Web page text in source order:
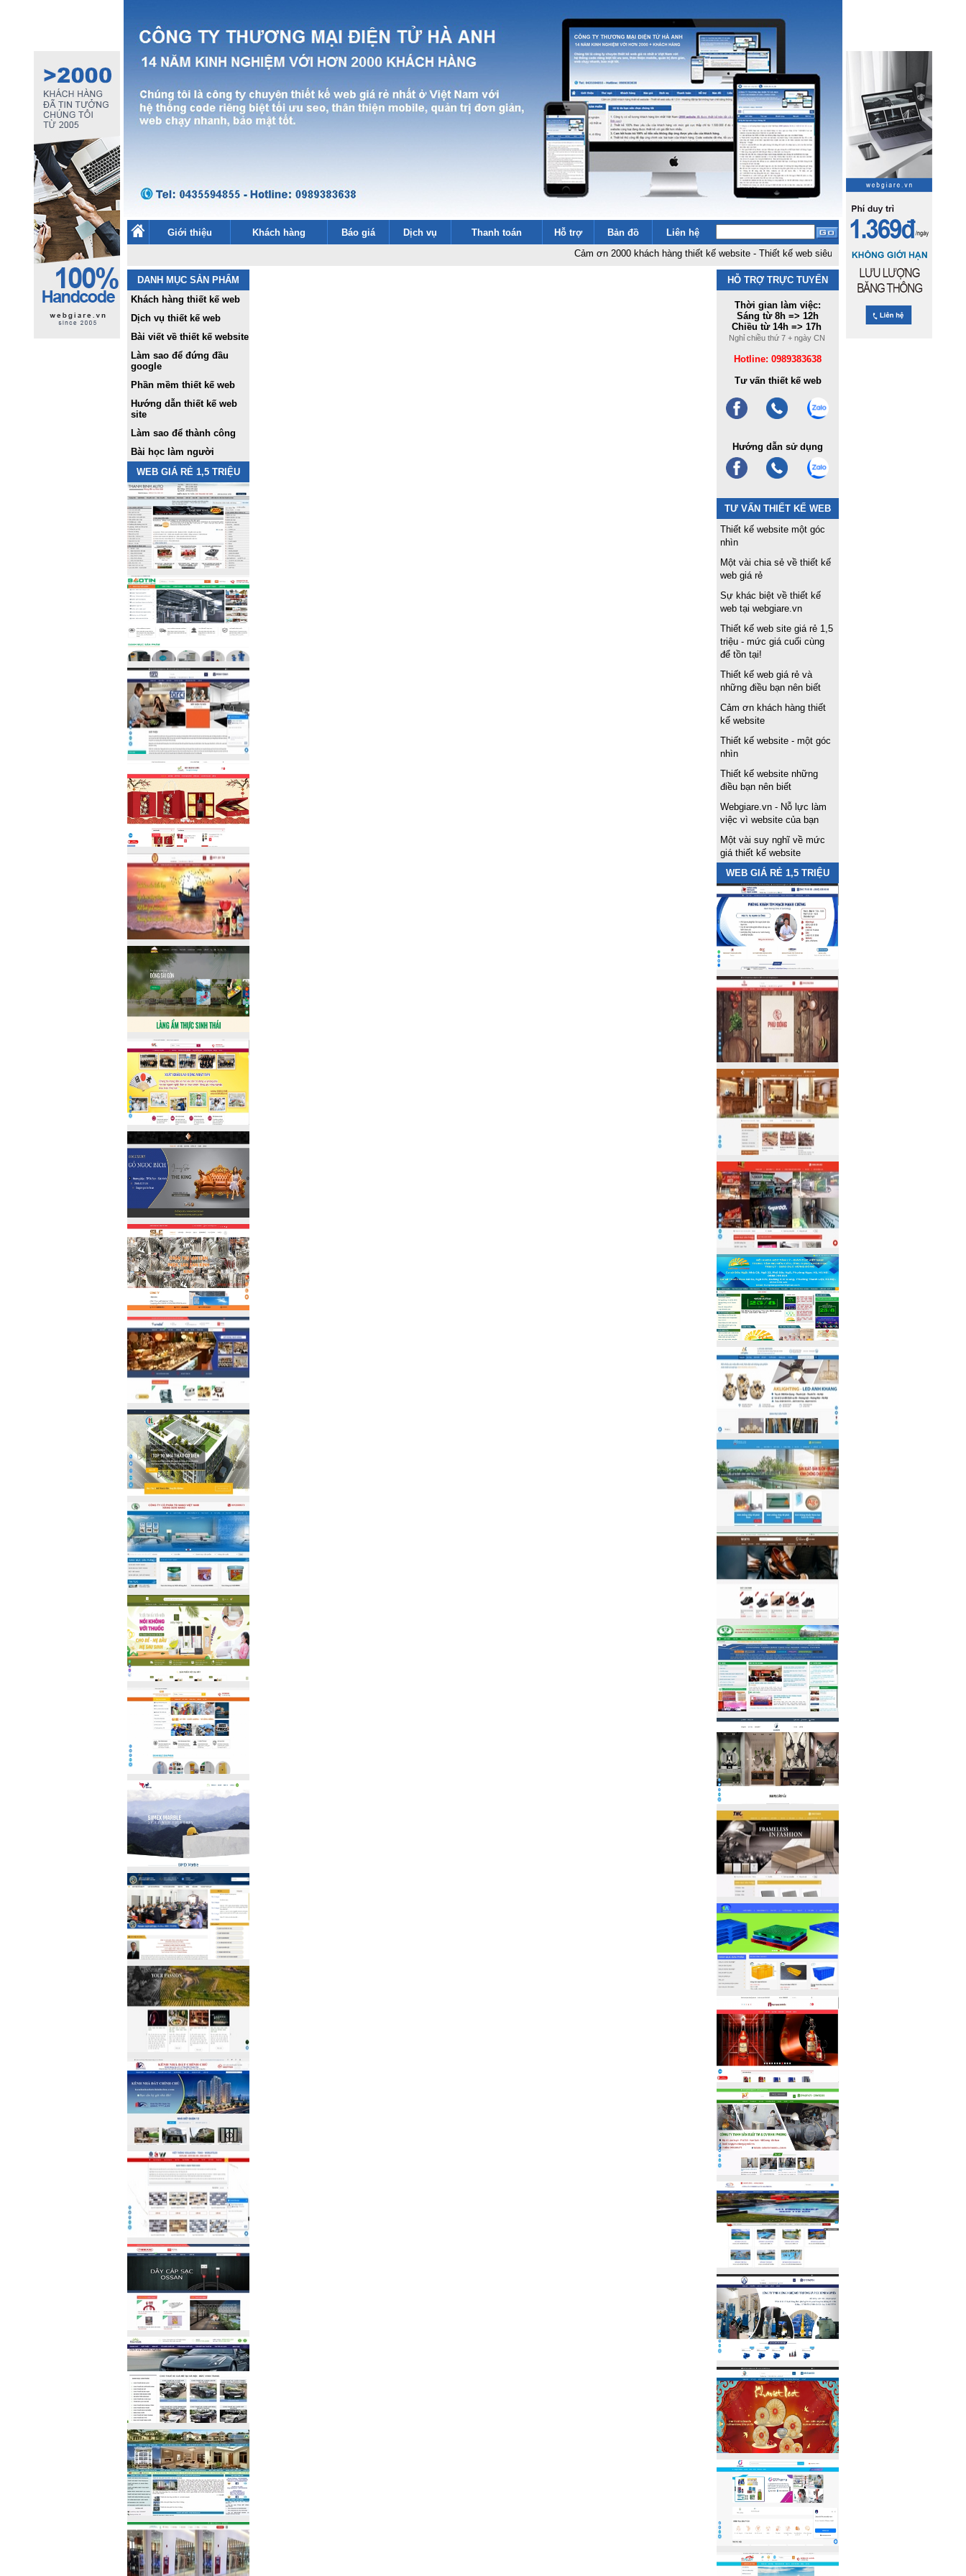
Giới thiệu Khách hàng Báo giá Dịch vụ Thanh toán Hỗ trợ Bản đồ
Liên hệ
Cảm ơn 2000 khách hàng thiết kế website-Thiết kế web siêu rẻ 1,5 tr Hosting đặt tại fpt không
DANH MỤC SẢN PHẨM
Khách hàng thiết kế web
Dịch vụ thiết kế web
Bài viết về thiết kế website
Làm sao để đứng đầu
google
Phần mềm thiết kế web
Hướng dẫn thiết kế web
site
Làm sao để thành công
Bài học làm người
WEB GIÁ RẺ 1,5 TRIỆU
HỖ TRỢ TRỰC TUYẾN
Thời gian làm việc:
Sáng từ 8h => 12h
Chiều từ 14h => 17h
Nghỉ chiều thứ 7 + ngày CN
Hotline: 0989383638
Tư vấn thiết kế web
Hướng dẫn sử dụng
TƯ VẤN THIẾT KẾ WEB
Thiết kế website một góc
nhìn
Một vài chia sẻ về thiết kế
web giá rẻ
Sự khác biệt về thiết kế
web tại webgiare.vn
Thiết kế web site giá rẻ 1,5
triệu - mức giá cuối cùng
để tồn tại!
Thiết kế web giá rẻ và
những điều bạn nên biết
Cảm ơn khách hàng thiết
kế website
Thiết kế website - một góc
nhìn
Thiết kế website những
điều bạn nên biết
Webgiare.vn - Nỗ lực làm
việc vì website của bạn
Một vài suy nghĩ về mức
giá thiết kế website
WEB GIÁ RẺ 1,5 TRIỆU